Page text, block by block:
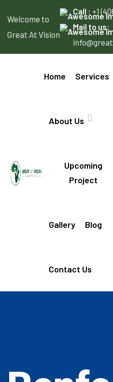
Welcome to
Great At Vision
Call : +1
Mail to us:
Home Services
About Us
Upcoming
Project
Gallery Blog
Contact Us